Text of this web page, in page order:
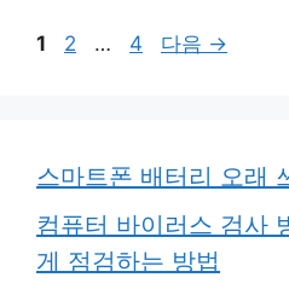
페
1
페
2 …
페
4 다음 →
스마트폰 배터리 오래
컴퓨터 바이러스 검사
게 점검하는 방법